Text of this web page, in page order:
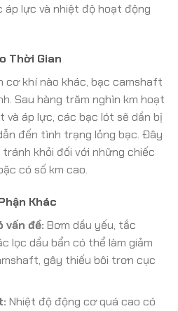
lực và nhiệt độ hoạt động
Thời Gian
cơ khí nào khác, bạc camshaft
Sau hàng trăm nghìn km hoạt
và áp lực, các bạc lót sẽ dần bị
đến tình trạng lỏng bạc. Đây
khỏi đối với những chiếc
có số km cao.
Khác
vấn đề: Bơm dầu yếu, tắc
lọc dầu bẩn có thể làm giảm
gây thiếu bôi trơn cục
Nhiệt độ động cơ quá cao có